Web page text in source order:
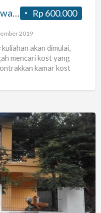
Rp 600.000
2019
akan dimulai,
mencari kost yang
kamar kost